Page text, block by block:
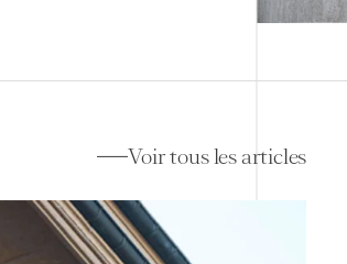
Voir tous les articles